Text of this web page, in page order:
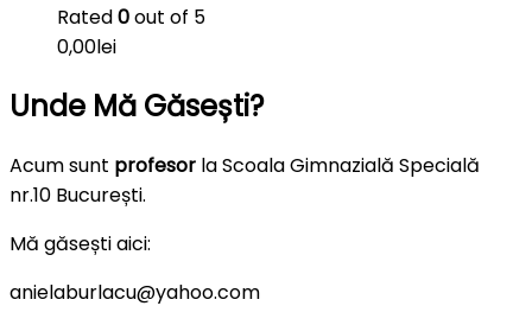
Rated0out of 5
0,00lei
Unde Mă Găsești?
Acum sunt profesor la Scoala Gimnazială Specială
nr.10 București.
Mă găsești aici:
anielaburlacu@yahoo.com